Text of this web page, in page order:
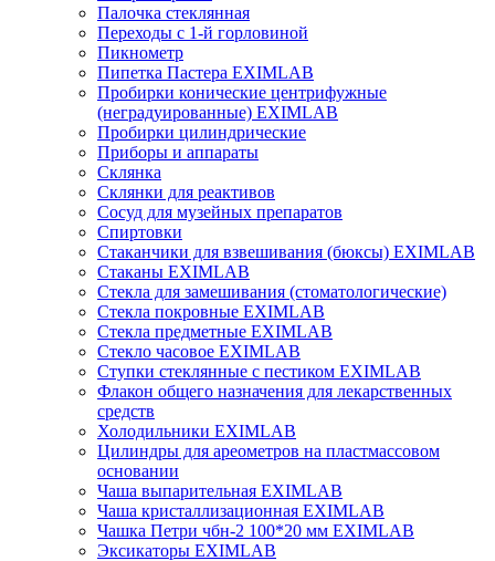
Палочка стеклянная
Переходы с 1-й горловиной
Пикнометр
Пипетка Пастера EXIMLAB
Пробирки конические центрифужные
(неградуированные) EXIMLAB
Пробирки цилиндрические
Приборы и аппараты
Склянка
Склянки для реактивов
Сосуд для музейных препаратов
Спиртовки
Стаканчики для взвешивания (бюксы) EXIMLAB
Стаканы EXIMLAB
Стекла для замешивания (стоматологические)
Стекла покровные EXIMLAB
Стекла предметные EXIMLAB
Стекло часовое EXIMLAB
Ступки стеклянные с пестиком EXIMLAB
Флакон общего назначения для лекарственных
средств
Холодильники EXIMLAB
Цилиндры для ареометров на пластмассовом
основании
Чаша выпарительная EXIMLAB
Чаша кристаллизационная EXIMLAB
Чашка Петри чбн-2 100*20 мм EXIMLAB
Эксикаторы EXIMLAB